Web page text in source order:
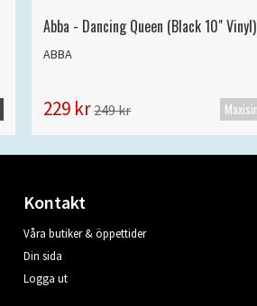
Abba - Dancing Queen (Black 10" Vinyl)
ABBA
229 kr249 kr
Kontakt
Våra butiker & öppettider
Din sida
Logga ut